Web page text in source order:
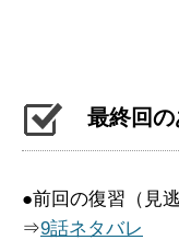
最終回
●前回の復習（見
⇒9話ネタバレ